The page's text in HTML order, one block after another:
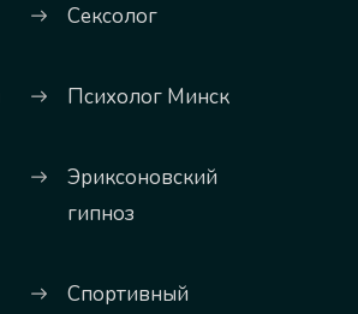
Сексолог
Психолог Минск
Эриксоновский
гипноз
Спортивный